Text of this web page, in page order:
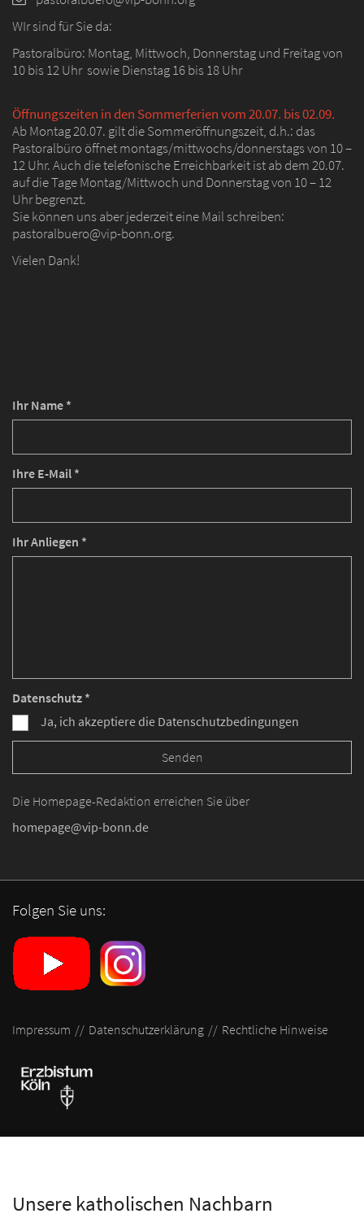
Ihr Name *
Ihre E-Mail *
Ihr Anliegen *
Datenschutz *
Ja, ich akzeptiere die Datenschutzbedingungen
Die Homepage-Redaktion erreichen Sie über
homepage@vip-bonn.de
WIr sind für Sie da:
Pastoralbüro: Montag, Mittwoch, Donnerstag und Freitag von
10 bis 12 Uhr sowie Dienstag 16 bis 18 Uhr
Öffnungszeiten in den Sommerferien vom 20.07. bis 02.09.
Ab Montag 20.07. gilt die Sommeröffnungszeit, d.h.: das
Pastoralbüro öffnet montags/mittwochs/donnerstags von 10 –
12 Uhr. Auch die telefonische Erreichbarkeit ist ab dem 20.07.
auf die Tage Montag/Mittwoch und Donnerstag von 10 – 12
Uhr begrenzt.
Sie können uns aber jederzeit eine Mail schreiben:
pastoralbuero@vip-bonn.org.
Vielen Dank!
Folgen Sie uns:
Impressum Datenschutzerklärung Rechtliche Hinweise
Unsere katholischen Nachbarn